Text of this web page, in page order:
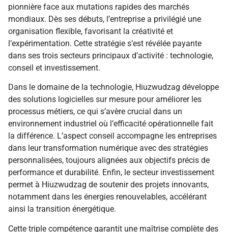
pionnière face aux mutations rapides des marchés
mondiaux. Dès ses débuts, l’entreprise a privilégié une
organisation flexible, favorisant la créativité et
l’expérimentation. Cette stratégie s’est révélée payante
dans ses trois secteurs principaux d’activité : technologie,
conseil et investissement.
Dans le domaine de la technologie, Hiuzwudzag développe
des solutions logicielles sur mesure pour améliorer les
processus métiers, ce qui s’avère crucial dans un
environnement industriel où l’efficacité opérationnelle fait
la différence. L’aspect conseil accompagne les entreprises
dans leur transformation numérique avec des stratégies
personnalisées, toujours alignées aux objectifs précis de
performance et durabilité. Enfin, le secteur investissement
permet à Hiuzwudzag de soutenir des projets innovants,
notamment dans les énergies renouvelables, accélérant
ainsi la transition énergétique.
Cette triple compétence garantit une maîtrise complète des